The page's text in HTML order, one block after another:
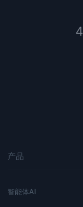
产品
智能体AI